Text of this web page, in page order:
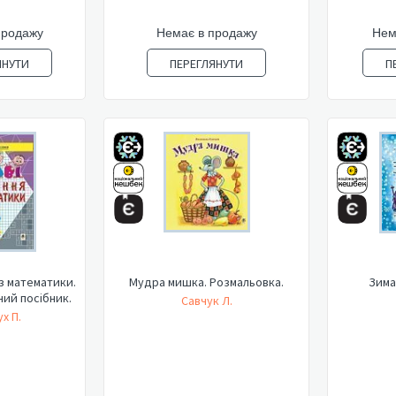
Немає в продажу
ПЕРЕГЛЯНУТИ
математики.
посібник.
П.
Мудра мишка. Розмальовка.
Савчук Л.